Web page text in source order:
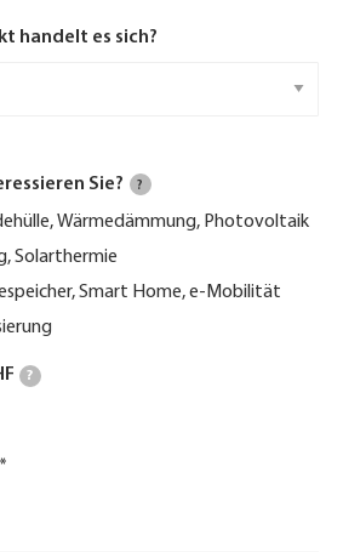
handelt es sich?
Sie? ?
Wärmedämmung, Photovoltaik
Solarthermie
Smart Home, e-Mobilität
?